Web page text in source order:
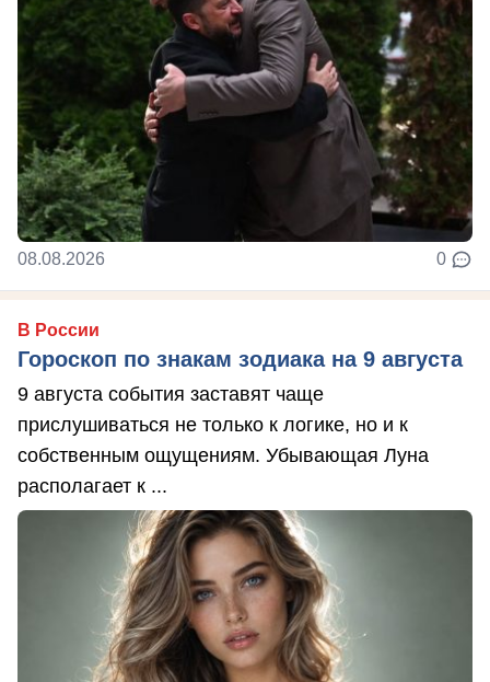
08.08.2026 0
В России
Гороскоп по знакам зодиака на 9 августа
9 августа события заставят чаще
прислушиваться не только к логике, но и к
собственным ощущениям. Убывающая Луна
располагает к ...